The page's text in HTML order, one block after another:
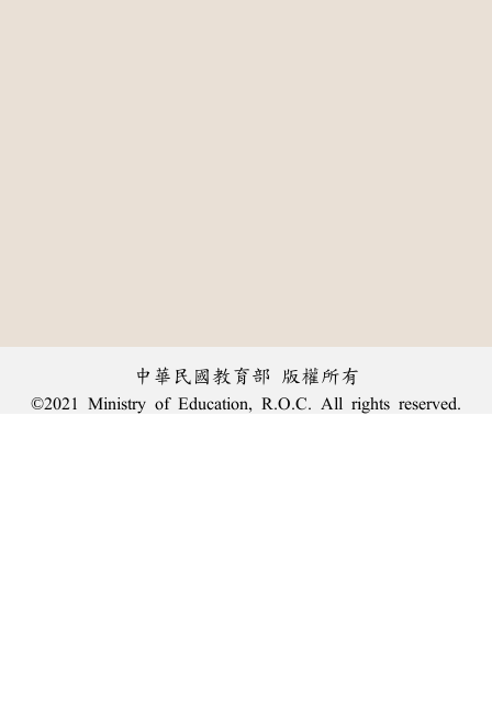
中華民國教育部 版權所有
©2021 Ministry of Education, R.O.C. All rights reserved.